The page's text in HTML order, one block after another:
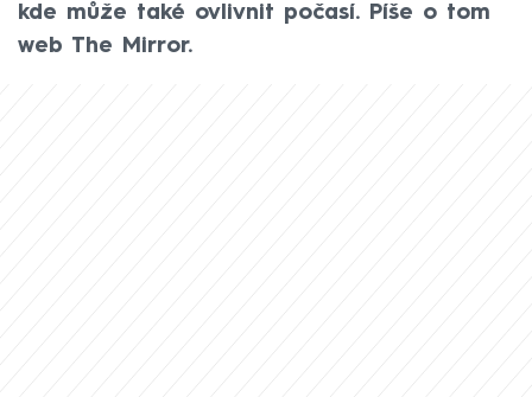
kde může také ovlivnit počasí. Píše o tom
web The Mirror.